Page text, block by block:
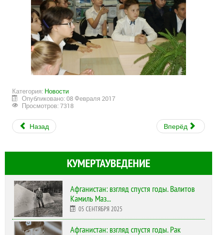
Категория: Новости
Опубликовано: 08 Февраля 2017
Просмотров: 7318
Назад Вперёд
КУМЕРТАУВЕДЕНИЕ
Афганистан: взгляд спустя годы. Валитов
Камиль Маз...
05 СЕНТЯБРЯ 2025
Афганистан: взгляд спустя годы. Рак